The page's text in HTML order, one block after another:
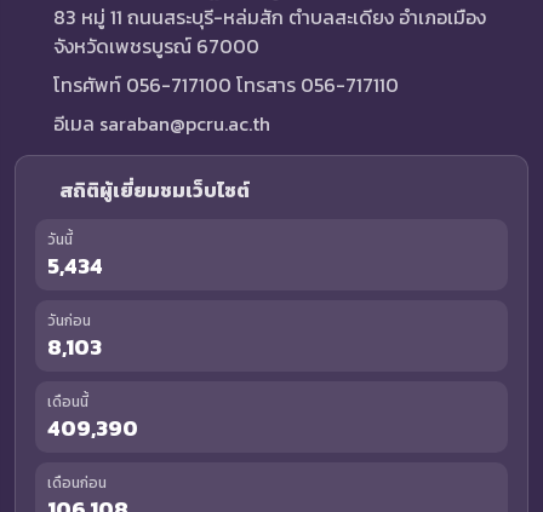
83 หมู่ 11 ถนนสระบุรี-หล่มสัก ตำบลสะเดียง อำเภอเมือง
จังหวัดเพชรบูรณ์ 67000
โทรศัพท์ 056-717100 โทรสาร 056-717110
อีเมล saraban@pcru.ac.th
สถิติผู้เยี่ยมชมเว็บไซต์
วันนี้
5,434
วันก่อน
8,103
เดือนนี้
409,390
เดือนก่อน